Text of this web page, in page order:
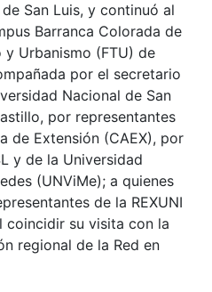
San Luis, y continuó al
Barranca Colorada de
y Urbanismo (FTU) de
por el secretario
Nacional de San
por representantes
de Extensión (CAEX), por
y de la Universidad
(UNViMe); a quienes
de la REXUNI
coincidir su visita con la
regional de la Red en